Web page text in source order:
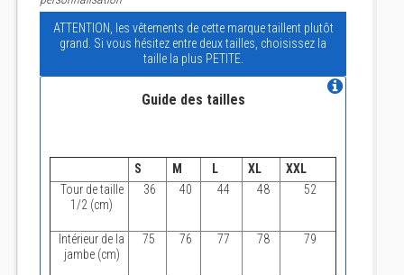
ATTENTION, les vêtements de cette marque taillent plutôt
grand. Si vous hésitez entre deux tailles, choisissez la
taille la plus PETITE.
Guide des tailles
S M L XL
XXL
Tour de taille
1/2 (cm)
36 40 44 48 52
Intérieur de la
jambe (cm)
75 76 77 78 79